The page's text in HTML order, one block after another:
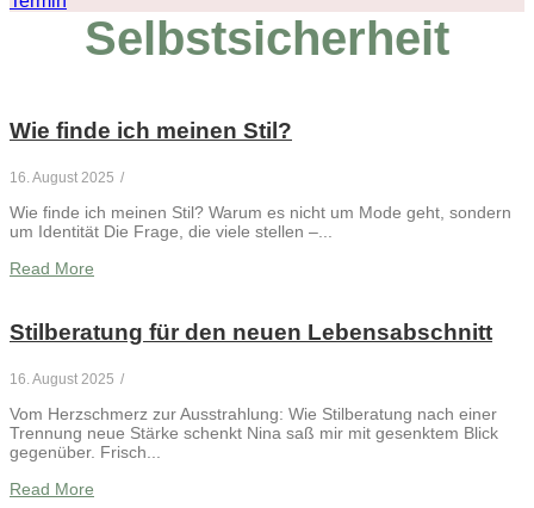
Selbstsicherheit
Wie finde ich meinen Stil?
16. August 2025 /
Wie finde ich meinen Stil? Warum es nicht um Mode geht, sondern
um Identität Die Frage, die viele stellen –...
Read More
Stilberatung für den neuen Lebensabschnitt
16. August 2025 /
Vom Herzschmerz zur Ausstrahlung: Wie Stilberatung nach einer
Trennung neue Stärke schenkt Nina saß mir mit gesenktem Blick
gegenüber. Frisch...
Read More